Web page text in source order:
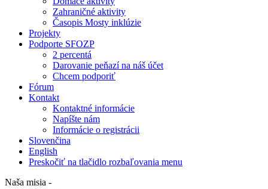
Zahraničné aktivity
Časopis Mosty inklúzie
Projekty
Podporte SFOZP
2 percentá
Darovanie peňazí na náš účet
Chcem podporiť
Fórum
Kontakt
Kontaktné informácie
Napíšte nám
Informácie o registrácii
Slovenčina
English
Preskočiť na tlačidlo rozbaľovania menu
Naša misia -